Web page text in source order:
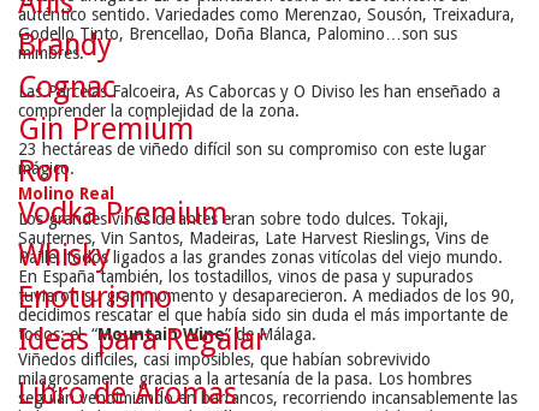
auténtico sentido. Variedades como Merenzao, Sousón, Treixadura,
Godello Tinto, Brencellao, Doña Blanca, Palomino…son sus
mimbres.
Las Parcelas Falcoeira, As Caborcas y O Diviso les han enseñado a
comprender la complejidad de la zona.
23 hectáreas de viñedo difícil son su compromiso con este lugar
mágico.
Molino Real
Los grandes vinos de antes eran sobre todo dulces. Tokaji,
Sauternes, Vin Santos, Madeiras, Late Harvest Rieslings, Vins de
Paille, todos ligados a las grandes zonas vitícolas del viejo mundo.
En España también, los tostadillos, vinos de pasa y supurados
tuvieron su gran momento y desaparecieron. A mediados de los 90,
decidimos rescatar el que había sido sin duda el más importante de
todos: el  “Mountain Wine” de Málaga.
Viñedos difíciles, casi imposibles, que habían sobrevivido
milagrosamente gracias a la artesanía de la pasa. Los hombres
seguían vendimiando en barrancos, recorriendo incansablemente las
Brandy
Cognac
Gin Premium
Ron
Vodka Premium
Whisky
Enoturismo
Ideas para Regalar
Libro de Aromas